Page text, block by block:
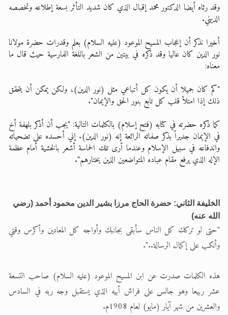
وقد رثاه أيضا الدكتور محمد إقبال الذي كان شديد التأثر بسعة إطلاعه وتخصصه
الديني.
أخيرا نذكر أن إعجاب المسيح الموعود (عليه السلام) بعلم وقدرات حضرة مولانا
نور الدين كان عاليا وقد ذكره في بيتين من الشعر باللغة الفارسية حيث قال ما
معناه:
"كم كان جميلا أن يكون كل أتباعي مثل (نور الدين)، ولكن يمكن أن يتحقق
ذلك إذا امتلأ قلب كل تابع بنور الحق والإيمان".
كما ذكره حضرته في كتابه (فتح إسلام) بالكلمات التالية: "يجب أن أذكر بلهفة أخ
في الإيمان جديراً بذكر صفاته الرائعة إنه (نور الدين). إني أحسده على تضحياته
واندفاعه في سبيل الإسلام وعندما أرى تلك الحماسة أشعر بالخشية أمام عظمة
الإله الذي يرفع مقام عباده المتواضعين الذين يختارهم".
الخليفة الثاني: حضرة الحاج مرزا بشير الدين محمود أحمد (رضي
الله عنه)
"حتى لو تركك كل الناس سأبقى بجانبك وأواجه كل المعادين وأكرس وقتي
وأنكب على إكمال الرسالة..".
هذه الكلمات صدرت عن ابن المسيح الموعود (عليه السلام) صاحب التسعة
عشر ربيعا وهو جالس على فراش أبيه الذي يستقبل وجه ربه في السادس
والعشرين من شهر آيار (مايو) لعام 1908م.